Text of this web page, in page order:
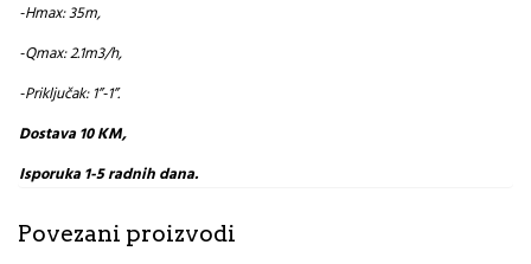
-Hmax: 35m,
-Qmax: 2.1m3/h,
-Priključak: 1”-1”.
Dostava 10 KM,
Isporuka 1-5 radnih dana.
Povezani proizvodi